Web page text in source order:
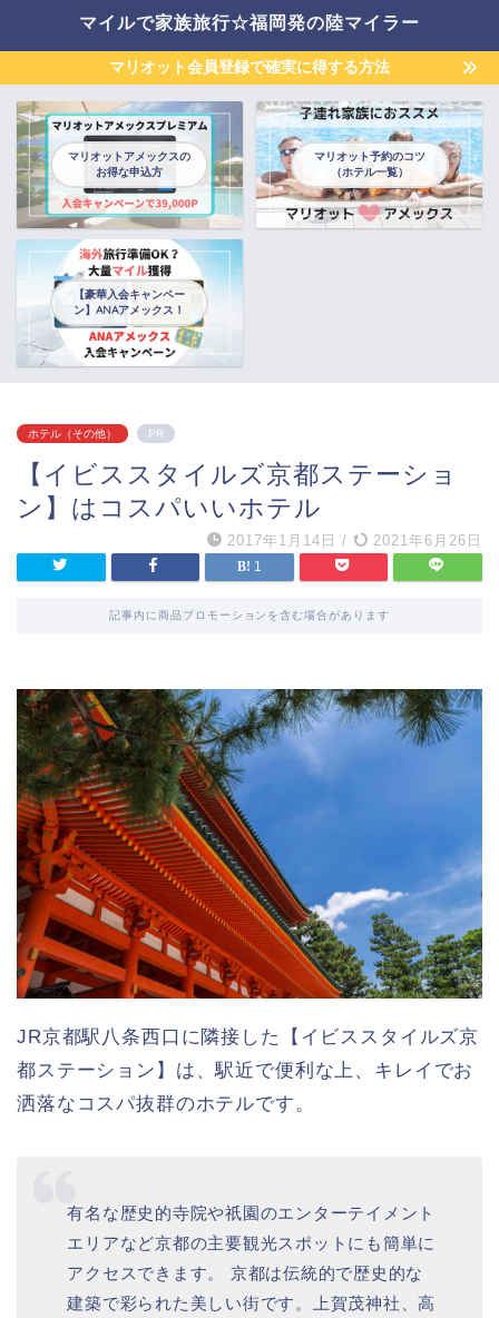
マイルで家族旅行☆福岡発の陸マイラー
マリオット会員登録で確実に得する方法
マリオットアメックスの
お得な申込方
マリオット予約のコツ
（ホテル一覧）
【豪華入会キャンペー
ン】ANAアメックス！
ホテル（その他） PR
【イビススタイルズ京都ステーショ
ン】はコスパいいホテル
2017年1月14日 / 2021年6月26日
1
記事内に商品プロモーションを含む場合があります
JR京都駅八条西口に隣接した【イビススタイルズ京
都ステーション】は、駅近で便利な上、キレイでお
洒落なコスパ抜群のホテルです。
有名な歴史的寺院や祇園のエンターテイメント
エリアなど京都の主要観光スポットにも簡単に
アクセスできます。 京都は伝統的で歴史的な
建築で彩られた美しい街です。上賀茂神社、高